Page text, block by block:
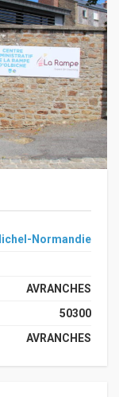
Normandie
AVRANCHES
50300
AVRANCHES